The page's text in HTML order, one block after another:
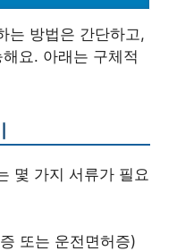
는 방법은 간단하고,
요. 아래는 구체적
몇 가지 서류가 필요
또는 운전면허증)